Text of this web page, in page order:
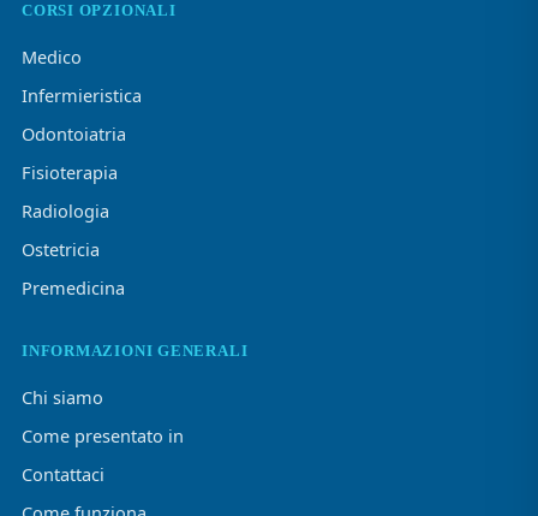
CORSI OPZIONALI
Medico
Infermieristica
Odontoiatria
Fisioterapia
Radiologia
Ostetricia
Premedicina
INFORMAZIONI GENERALI
Chi siamo
Come presentato in
Contattaci